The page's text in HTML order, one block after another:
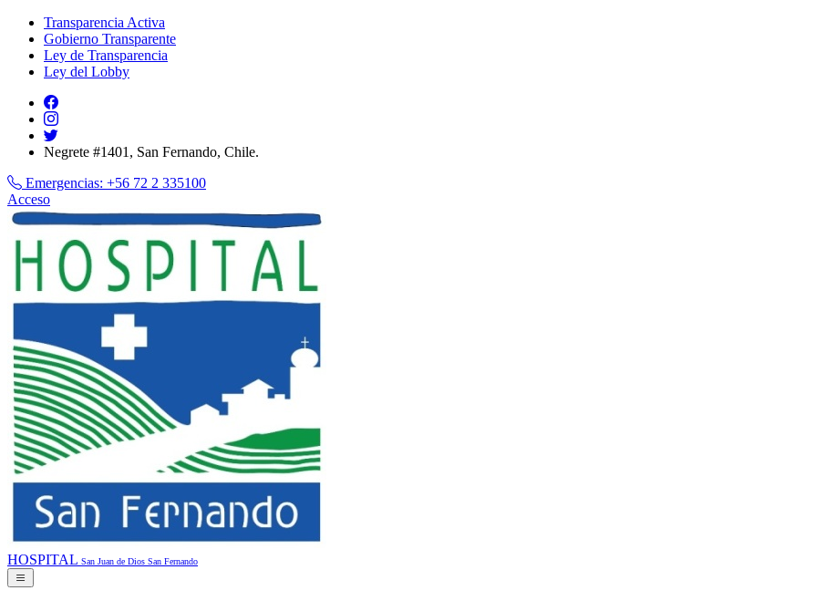
Transparencia Activa
Gobierno Transparente
Ley de Transparencia
Ley del Lobby
Negrete #1401, San Fernando, Chile.
Emergencias: +56 72 2 335100
Acceso
HOSPITAL San Juan de Dios San Fernando